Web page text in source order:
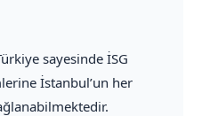
sayesinde İSG
İstanbul’un her